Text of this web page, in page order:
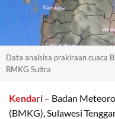
Data analsisa prakiraan cuaca
BMKG Sultra
Kendari – Badan
(BMKG), Sulawesi